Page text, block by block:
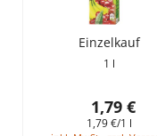
Einzelkauf
1 l
1,79 €
1,79 €/1 l